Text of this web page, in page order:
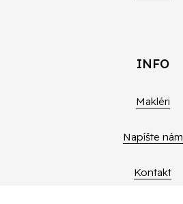
INFO
Makléri
Napíšte nám
Kontakt